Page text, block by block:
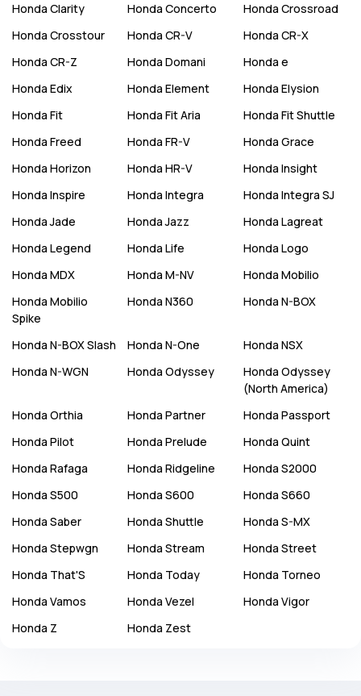
Honda Clarity Honda Concerto Honda Crossroad
Honda Crosstour Honda CR-V Honda CR-X
Honda CR-Z Honda Domani Honda e
Honda Edix Honda Element Honda Elysion
Honda Fit Honda Fit Aria Honda Fit Shuttle
Honda Freed Honda FR-V Honda Grace
Honda Horizon Honda HR-V Honda Insight
Honda Inspire Honda Integra Honda Integra SJ
Honda Jade Honda Jazz Honda Lagreat
Honda Legend Honda Life Honda Logo
Honda MDX Honda M-NV Honda Mobilio
Honda Mobilio
Spike
Honda N360 Honda N-BOX
Honda N-BOX Slash Honda N-One Honda NSX
Honda N-WGN Honda Odyssey Honda Odyssey
(North America)
Honda Orthia Honda Partner Honda Passport
Honda Pilot Honda Prelude Honda Quint
Honda Rafaga Honda Ridgeline Honda S2000
Honda S500 Honda S600 Honda S660
Honda Saber Honda Shuttle Honda S-MX
Honda Stepwgn Honda Stream Honda Street
Honda That'S Honda Today Honda Torneo
Honda Vamos Honda Vezel Honda Vigor
Honda Z Honda Zest